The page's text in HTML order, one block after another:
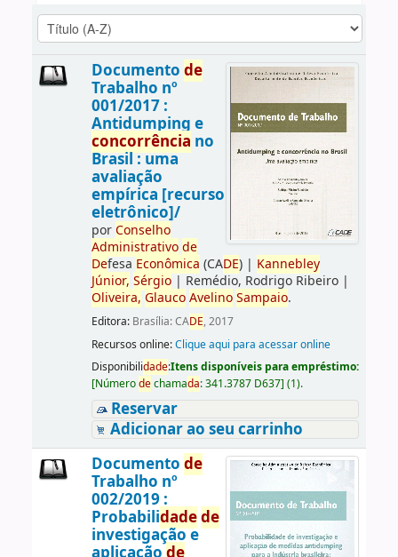
Documento de
Trabalho nº
001/2017 :
Antidumping e
concorrência no
Brasil : uma
avaliação
empírica [recurso
eletrônico]/
porConselho
Administrativo de
Defesa Econômica (CADE)| Kannebley
Júnior, Sérgio| Remédio, Rodrigo Ribeiro|
Oliveira, Glauco Avelino Sampaio.
Editora: Brasília: CADE, 2017
Recursos online:Clique aqui para acessar online
Disponibilidade:Itens disponíveis para empréstimo:
[Númerodechamada:341.3787 D637] (1).
Reservar
Adicionar ao seu carrinho
Documento de
Trabalho nº
002/2019 :
Probabilidadede
investigação e